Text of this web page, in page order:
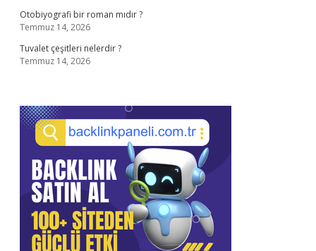
Otobiyografi bir roman mıdır ?
Temmuz 14, 2026
Tuvalet çeşitleri nelerdir ?
Temmuz 14, 2026